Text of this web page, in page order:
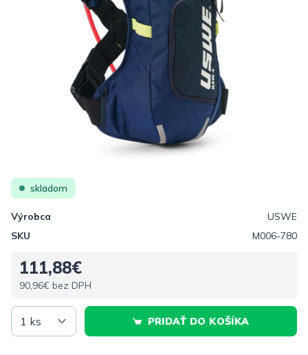
skladom
Výrobca
USWE
SKU
M006-780
111,88€
90,96€ bez DPH
PRIDAŤ DO KOŠÍKA